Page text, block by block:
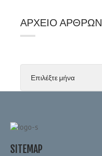
ΑΡΧΕΊΟ ΆΡΘΡΩΝ
SITEMAP